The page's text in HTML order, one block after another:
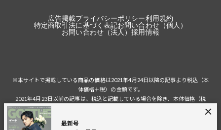
最新号
広告掲載プライバシーポリシー利用規約
特定商取引法に基づく表記お問い合わせ（個人）
お問い合わせ（法人）採用情報
※本サイトで掲載している商品の価格は2021年4月24日以降の記事より税込（本
体価格＋税）の金額です。
2021年4月23日以前の記事は、税込と記載している場合を除き、本体価格（税
税込の場合の税額は掲載当時の税率に準じます。